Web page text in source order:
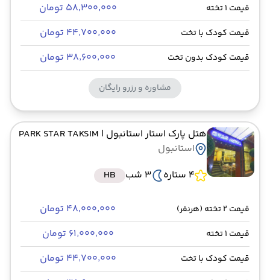
قیمت 1 تخته ۵۸٬۳۰۰٬۰۰۰ تومان
قیمت کودک با تخت ۴۴٬۷۰۰٬۰۰۰ تومان
قیمت کودک بدون تخت ۳۸٬۶۰۰٬۰۰۰ تومان
مشاوره و رزرو رایگان
هتل پارک استار استانبول | PARK STAR TAKSIM
استانبول
4 ستاره
3 شب HB
قیمت 2 تخته (هرنفر) ۴۸٬۰۰۰٬۰۰۰ تومان
قیمت 1 تخته ۶۱٬۰۰۰٬۰۰۰ تومان
قیمت کودک با تخت ۴۴٬۷۰۰٬۰۰۰ تومان